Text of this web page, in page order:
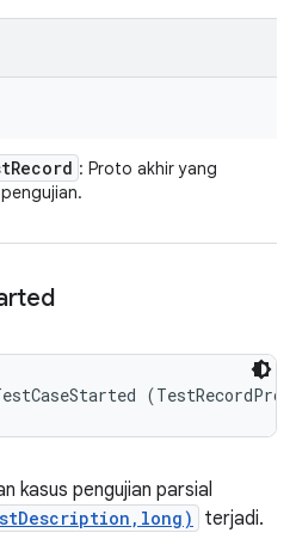
Record : Proto akhir yang
kasus pengujian parsial
terjadi.